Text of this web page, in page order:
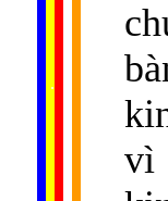
.
vì